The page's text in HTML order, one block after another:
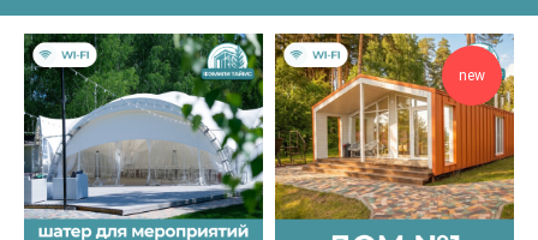
new